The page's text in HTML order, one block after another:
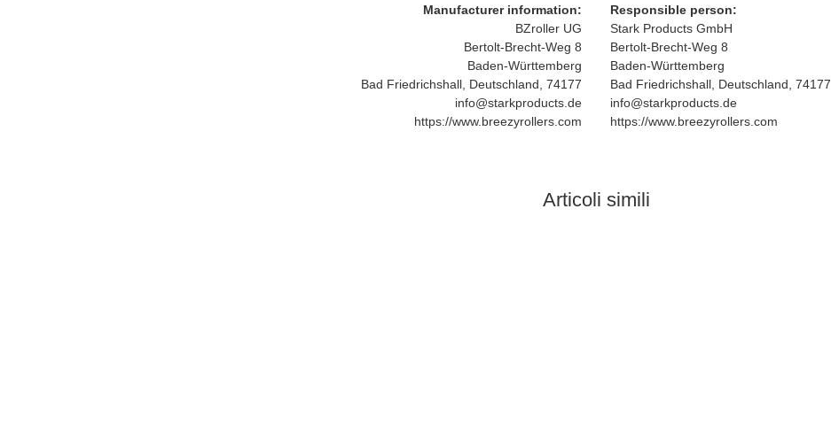
Manufacturer information:
BZroller UG
Bertolt-Brecht-Weg 8
Baden-Württemberg
Bad Friedrichshall, Deutschland, 74177
info@starkproducts.de
https://www.breezyrollers.com
Responsible person:
Stark Products GmbH
Bertolt-Brecht-Weg 8
Baden-Württemberg
Bad Friedrichshall, Deutschland, 74177
info@starkproducts.de
https://www.breezyrollers.com
Articoli simili